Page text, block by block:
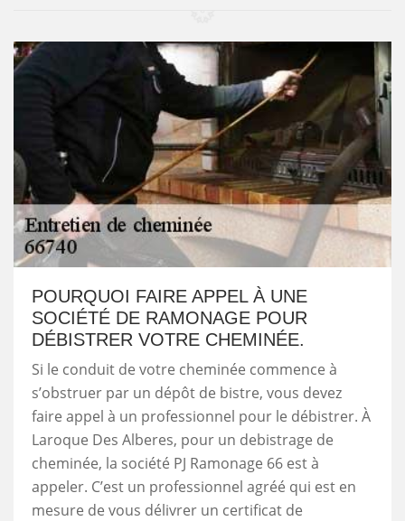
POURQUOI FAIRE APPEL À UNE
SOCIÉTÉ DE RAMONAGE POUR
DÉBISTRER VOTRE CHEMINÉE.
Si le conduit de votre cheminée commence à
s’obstruer par un dépôt de bistre, vous devez
faire appel à un professionnel pour le débistrer. À
Laroque Des Alberes, pour un debistrage de
cheminée, la société PJ Ramonage 66 est à
appeler. C’est un professionnel agréé qui est en
mesure de vous délivrer un certificat de